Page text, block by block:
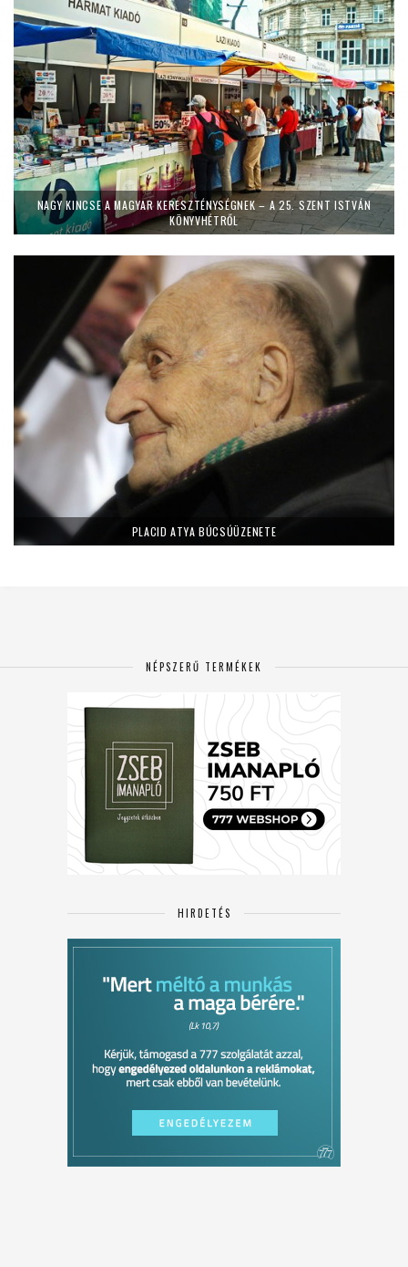
NAGY KINCSE A MAGYAR KERESZTÉNYSÉGNEK – A 25. SZENT ISTVÁN
KÖNYVHÉTRŐL
PLACID ATYA BÚCSÚÜZENETE
NÉPSZERŰ TERMÉKEK
HIRDETÉS